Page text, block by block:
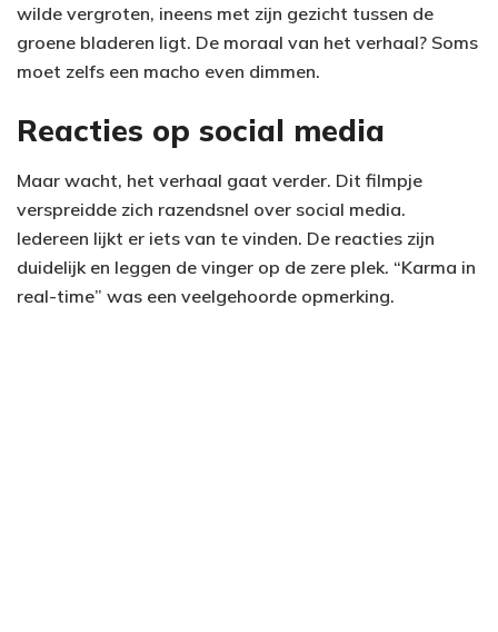
wilde vergroten, ineens met zijn gezicht tussen de
groene bladeren ligt. De moraal van het verhaal? Soms
moet zelfs een macho even dimmen.
Reacties op social media
Maar wacht, het verhaal gaat verder. Dit filmpje
verspreidde zich razendsnel over social media.
Iedereen lijkt er iets van te vinden. De reacties zijn
duidelijk en leggen de vinger op de zere plek. “Karma in
real-time” was een veelgehoorde opmerking.